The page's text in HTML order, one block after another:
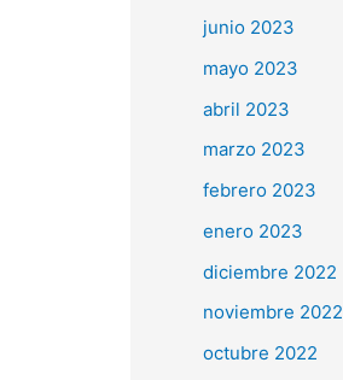
junio 2023
mayo 2023
abril 2023
marzo 2023
febrero 2023
enero 2023
diciembre 2022
noviembre 2022
octubre 2022